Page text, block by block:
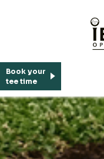
Book your
tee time